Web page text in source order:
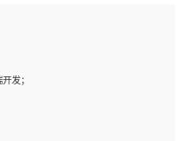
证书优先
、MS Project等；
工作积极主动；
能力；
发；